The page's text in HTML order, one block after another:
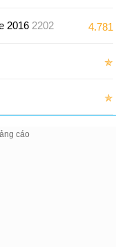
2016 2202 4.781
✯
✯